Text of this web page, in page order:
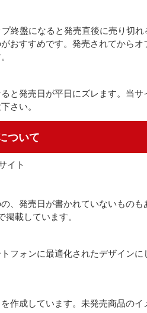
終盤になると発売直後に売り切れ
おすすめです。発売されてからオ
と発売日が平日にズレます。当サ
さい。
ついて
イト
、発売日が書かれていないものも
載しています。
フォンに最適化されたデザインに
作成しています。未発売商品のイ